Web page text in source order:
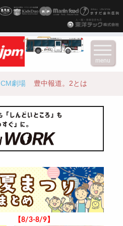
CM劇場 豊中報道。2とは
【8/3-8/9】
menu